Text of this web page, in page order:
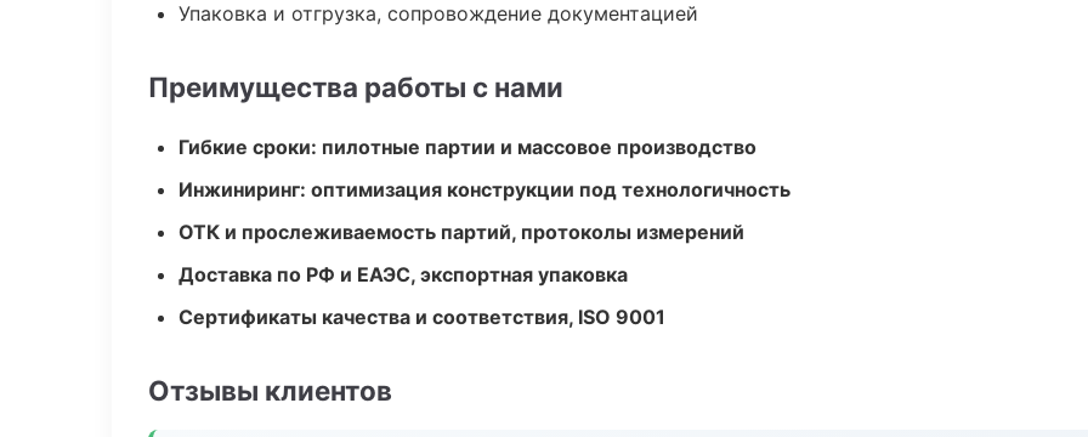
Упаковка и отгрузка, сопровождение документацией
Преимущества работы с нами
Гибкие сроки: пилотные партии и массовое производство
Инжиниринг: оптимизация конструкции под технологичность
ОТК и прослеживаемость партий, протоколы измерений
Доставка по РФ и ЕАЭС, экспортная упаковка
Сертификаты качества и соответствия, ISO 9001
Отзывы клиентов